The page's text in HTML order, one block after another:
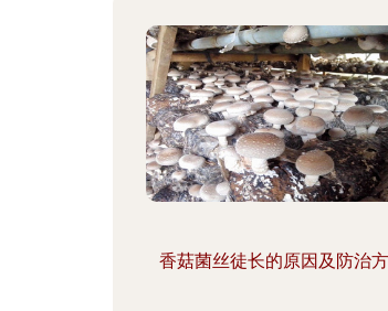
香菇菌丝徒长的原因及防治